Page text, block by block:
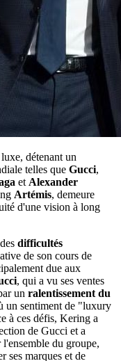
détenant un
telles que Gucci,
et Alexander
Artémis, demeure
d'une vision à long
difficultés
de son cours de
due aux
, qui a vu ses ventes
un ralentissement du
un sentiment de "luxury
à ces défis, Kering a
de Gucci et a
du groupe,
ses marques et de